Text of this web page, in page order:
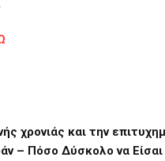
χρονιάς και την
– Πόσο Δύσκολο να